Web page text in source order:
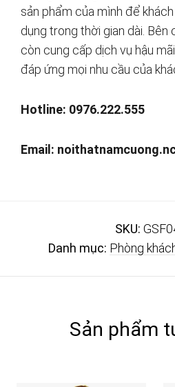
sản phẩm của mình để
dụng trong thời gian dài. Bên
còn cung cấp dịch vụ hậu
đáp ứng mọi nhu cầu của
Hotline: 0976.222.555
Email:
SKU:
Danh mục: Phòng
Sản phẩm